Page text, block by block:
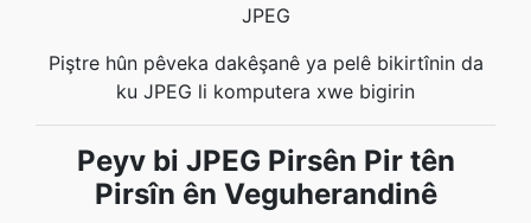
JPEG
Piştre hûn pêveka dakêşanê ya pelê bikirtînin da
ku JPEG li komputera xwe bigirin
Peyv bi JPEG Pirsên Pir tên
Pirsîn ên Veguherandinê